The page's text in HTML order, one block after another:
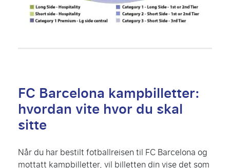
FC Barcelona kampbilletter:
hvordan vite hvor du skal
sitte
Når du har bestilt fotballreisen til FC Barcelona og
mottatt kampbilletter, vil billetten din vise det som